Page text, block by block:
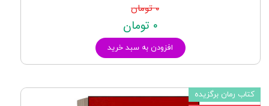
۰ تومان
۰ تومان
افزودن به سبد خرید
کتاب رمان برگزیده